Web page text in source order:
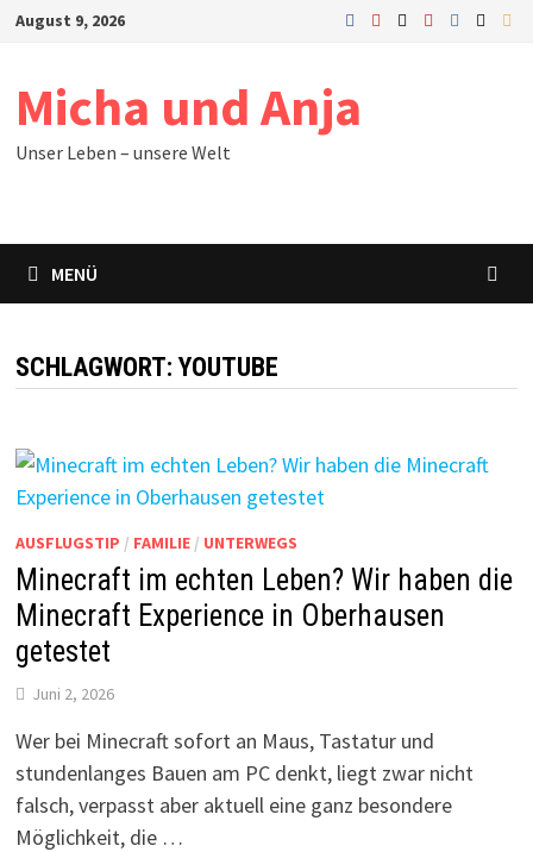
Zum
August 9, 2026
Micha und Anja
Unser Leben – unsere Welt
MENÜ
SCHLAGWORT: YOUTUBE
AUSFLUGSTIP / FAMILIE/ UNTERWEGS
Minecraft im echten Leben? Wir haben die
Minecraft Experience in Oberhausen
getestet
Juni 2, 2026
Wer bei Minecraft sofort an Maus, Tastatur und
stundenlanges Bauen am PC denkt, liegt zwar nicht
falsch, verpasst aber aktuell eine ganz besondere
Möglichkeit, die …